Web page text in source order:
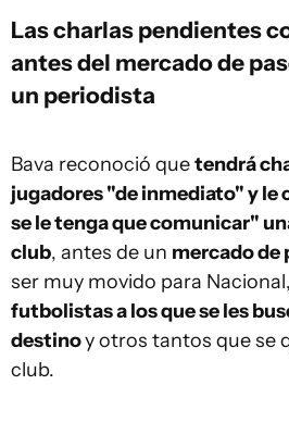
Las charlas pendientes
antes del mercado de
un periodista
Bava reconoció quetendrá
jugadores "de inmediato" y le
se le tenga que comunicar"
club, antes de un mercado de
ser muy movido para Nacional,
futbolistas a los que se les
destinoy otros tantos que se
club.